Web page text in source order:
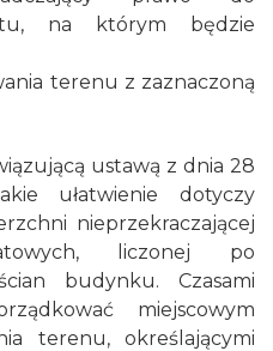
na którym będzie
terenu z zaznaczoną
ustawą z dnia 28
ułatwienie dotyczy
nieprzekraczającej
liczonej po
budynku. Czasami
miejscowym
terenu, określającymi